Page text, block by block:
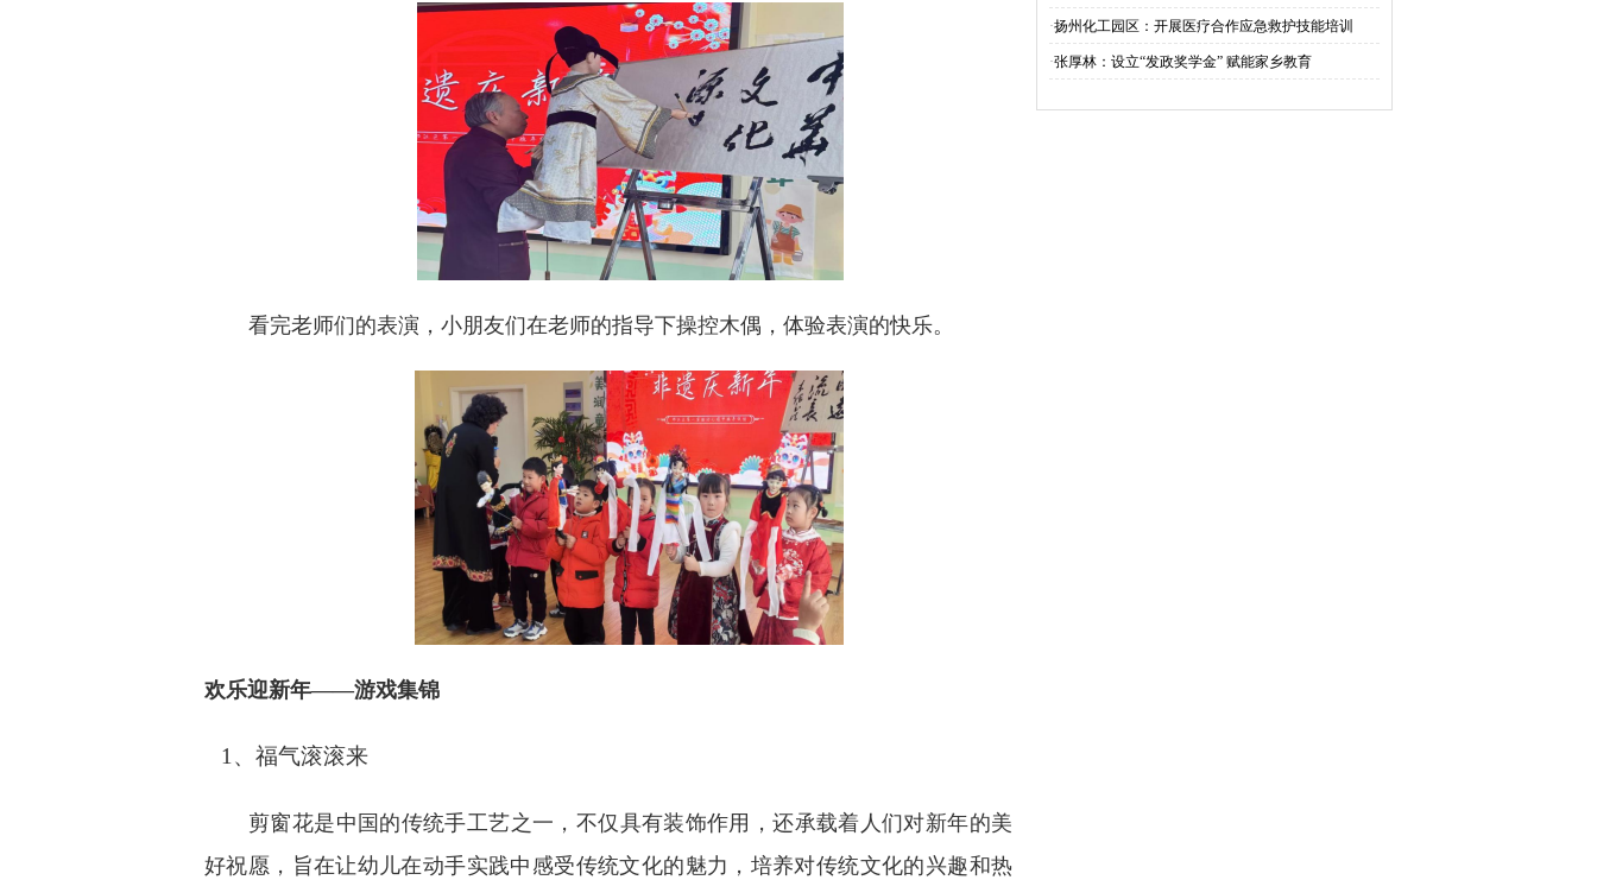
看完老师们的表演，小朋友们在老师的指导下操控木偶，体验表演的快乐。
欢乐迎新年——游戏集锦
1、福气滚滚来
剪窗花是中国的传统手工艺之一，不仅具有装饰作用，还承载着人们对新年的美
好祝愿，旨在让幼儿在动手实践中感受传统文化的魅力，培养对传统文化的兴趣和热
活动六一
·扬州化工园区：开展医疗合作应急救护技能培训
·张厚林：设立“发政奖学金” 赋能家乡教育